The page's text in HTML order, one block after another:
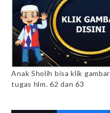
Anak Sholih bisa klik
tugas hlm. 62 dan 63